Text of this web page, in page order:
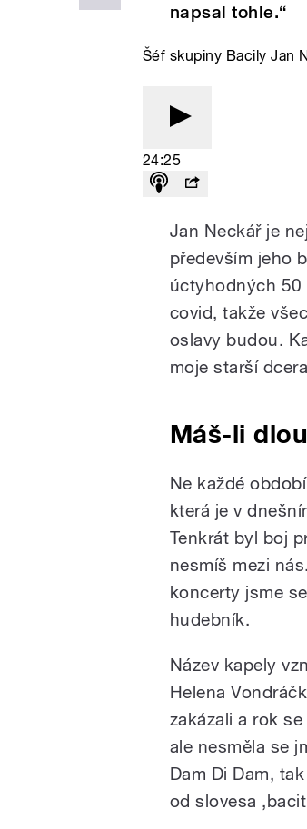
napsal tohle.“
Šéf skupiny Bacily Jan
24:25
Jan Neckář je
především jeho
úctyhodných 50
covid, takže
oslavy budou.
moje starší
Máš-li
Ne každé
která je v
Tenkrát byl boj
nesmíš mezi
koncerty jsme
hudebník.
Název kapely
Helena
zakázali a rok
ale nesměla se
Dam Di Dam,
od slovesa